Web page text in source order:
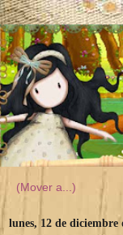
lunes, 12 de diciembre